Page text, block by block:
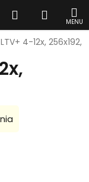
Hľadať
KOŠÍK
4-12x, 256x192,